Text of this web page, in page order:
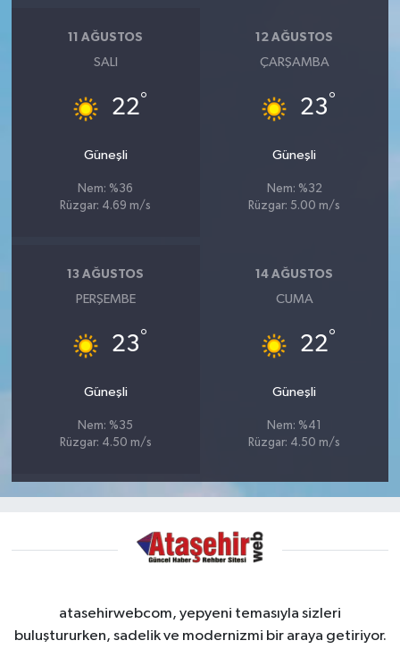
11 AĞUSTOS
SALI
22°
Güneşli
Nem: %36
Rüzgar: 4.69 m/s
12 AĞUSTOS
ÇARŞAMBA
23°
Güneşli
Nem: %32
Rüzgar: 5.00 m/s
13 AĞUSTOS
PERŞEMBE
23°
Güneşli
Nem: %35
Rüzgar: 4.50 m/s
14 AĞUSTOS
CUMA
22°
Güneşli
Nem: %41
Rüzgar: 4.50 m/s
atasehirwebcom, yepyeni temasıyla sizleri
buluştururken, sadelik ve modernizmi bir araya getiriyor.